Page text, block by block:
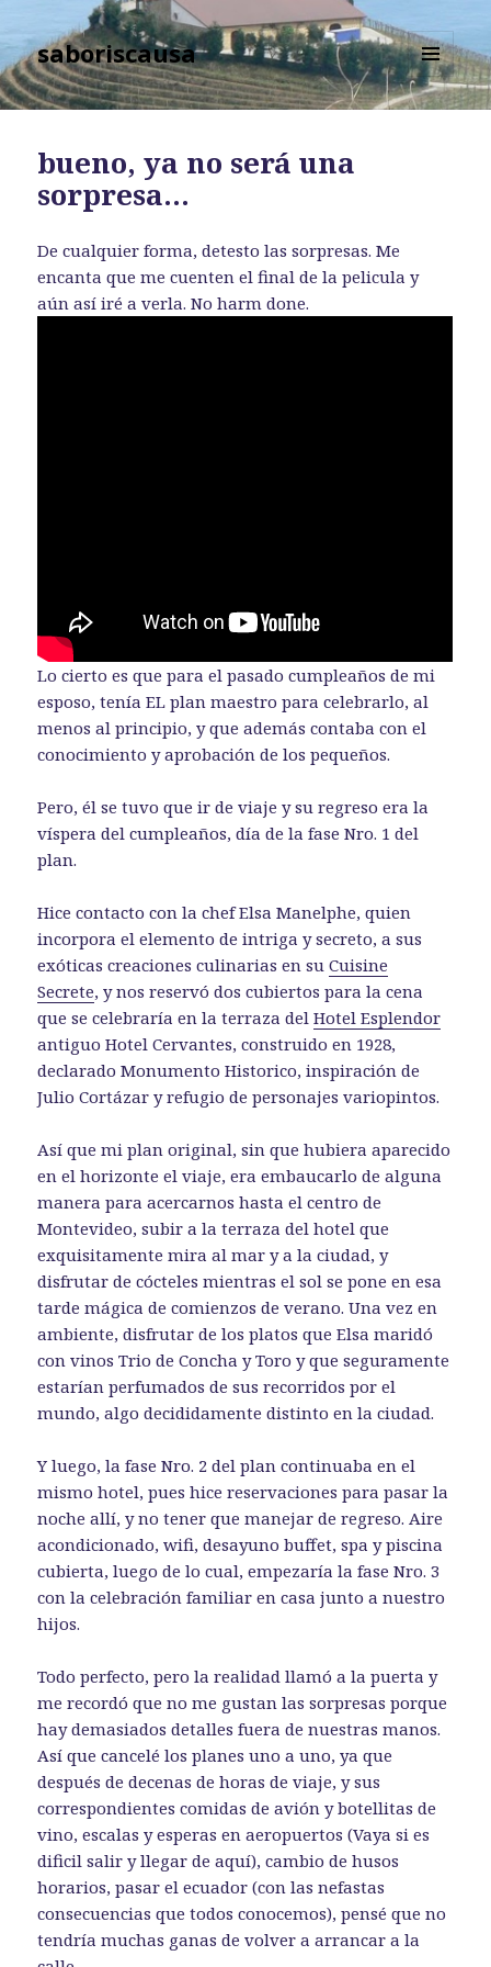
saboriscausa
MENÚ
Y
bueno, ya no será una
sorpresa…
De cualquier forma, detesto las sorpresas. Me
encanta que me cuenten el final de la pelicula y
aún así iré a verla. No harm done.
Lo cierto es que para el pasado cumpleaños de mi
esposo, tenía EL plan maestro para celebrarlo, al
menos al principio, y que además contaba con el
conocimiento y aprobación de los pequeños.
Pero, él se tuvo que ir de viaje y su regreso era la
víspera del cumpleaños, día de la fase Nro. 1 del
plan.
Hice contacto con la chef Elsa Manelphe, quien
incorpora el elemento de intriga y secreto, a sus
exóticas creaciones culinarias en suCuisine
Secrete, y nos reservó dos cubiertos para la cena
que se celebraría en la terraza delHotel Esplendor
antiguo Hotel Cervantes, construido en 1928,
declarado Monumento Historico, inspiración de
Julio Cortázar y refugio de personajes variopintos.
Así que mi plan original, sin que hubiera aparecido
en el horizonte el viaje, era embaucarlo de alguna
manera para acercarnos hasta el centro de
Montevideo, subir a la terraza del hotel que
exquisitamente mira al mar y a la ciudad, y
disfrutar de cócteles mientras el sol se pone en esa
tarde mágica de comienzos de verano. Una vez en
ambiente, disfrutar de los platos que Elsa maridó
con vinos Trio de Concha y Toro y que seguramente
estarían perfumados de sus recorridos por el
mundo, algo decididamente distinto en la ciudad.
Y luego, la fase Nro. 2 del plan continuaba en el
mismo hotel, pues hice reservaciones para pasar la
noche allí, y no tener que manejar de regreso. Aire
acondicionado, wifi, desayuno buffet, spa y piscina
cubierta, luego de lo cual, empezaría la fase Nro. 3
con la celebración familiar en casa junto a nuestro
hijos.
Todo perfecto, pero la realidad llamó a la puerta y
me recordó que no me gustan las sorpresas porque
hay demasiados detalles fuera de nuestras manos.
Así que cancelé los planes uno a uno, ya que
después de decenas de horas de viaje, y sus
correspondientes comidas de avión y botellitas de
vino, escalas y esperas en aeropuertos (Vaya si es
dificil salir y llegar de aquí), cambio de husos
horarios, pasar el ecuador (con las nefastas
consecuencias que todos conocemos), pensé que no
tendría muchas ganas de volver a arrancar a la